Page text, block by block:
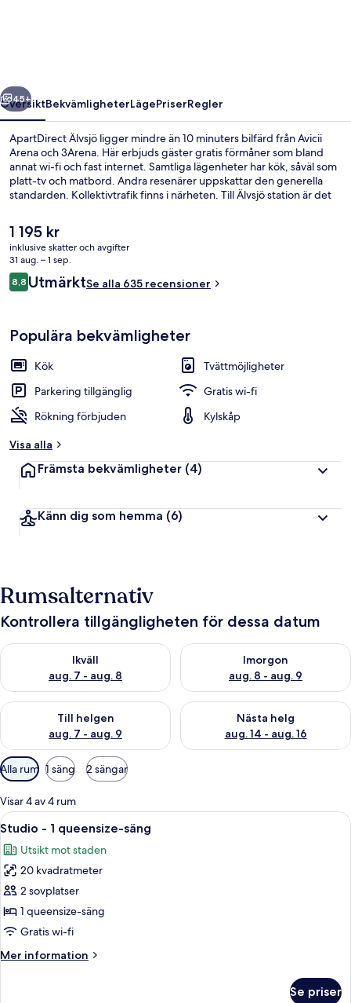
Nästa
45+
ÖversiktBekvämligheterLägePriserRegler
ApartDirect Älvsjö ligger mindre än 10 minuters bilfärd från Avicii
Arena och 3Arena. Här erbjuds gäster gratis förmåner som bland
annat wi-fi och fast internet. Samtliga lägenheter har kök, såväl som
platt-tv och matbord. Andra resenärer uppskattar den generella
standarden. Kollektivtrafik finns i närheten. Till Älvsjö station är det
Det
nuvarande
priset
är
1 195 kr
1 195 kr
inklusive skatter och avgifter
31 aug. – 1 sep.
Recensioner
8,88,8 av 10,
UtmärktSe alla 635 recensioner
Populära bekvämligheter
Kök
Tvättmöjligheter
Parkering tillgänglig
Gratis wi-fi
Rökning förbjuden
Kylskåp
Visa alla
Främsta bekvämligheter (4)
Känn dig som hemma (6)
Rumsalternativ
Kontrollera tillgängligheten för dessa datum
Ikväll
aug. 7 - aug. 8
Kontrollera tillgängligheten för ikväll aug. 7 - aug. 8
Imorgon
aug. 8 - aug. 9
Kontrollera tillgängligheten
Till helgen
aug. 7 - aug. 9
Kontrollera tillgängligheten för den här helgen aug. 7 - aug. 9
Nästa helg
aug. 14 - aug. 16
Kontrollera tillgängligheten
Tillgängliga
filter
för
rum
Alla rum 1 säng 2 sängar
Visar 4 av 4 rum
Öppna
alla
foton
för
Studio
-
1
säng
En snyggt bäddad säng med
8
Studio - 1 queensize-säng
Utsikt mot staden
20 kvadratmeter
2 sovplatser
1 queensize-säng
Gratis wi-fi
Mer information
Mer
Se priser